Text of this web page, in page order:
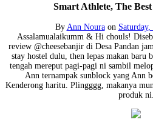
Smart Athlete, The
By Ann Noura on
Assalamualaikumm & Hi chouls!
review @cheesebanjir di Desa Pandan
stay hostel dulu, then lepas makan baru
tengah mereput pagi-pagi ni sambil
Ann ternampak sunblock yang Ann
Kenderong haritu. Plingggg, makanya
produk ni.